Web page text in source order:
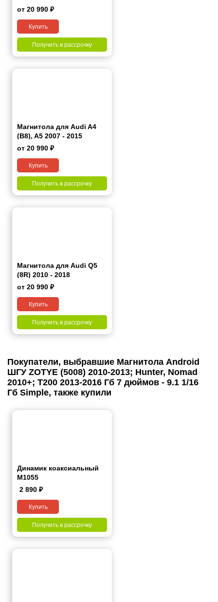
от 20 990 ₽
Купить
Получить в рассрочку
Магнитола для Audi A4
(B8), A5 2007 - 2015
от 20 990 ₽
Купить
Получить в рассрочку
Магнитола для Audi Q5
(8R) 2010 - 2018
от 20 990 ₽
Купить
Получить в рассрочку
Покупатели, выбравшие Магнитола Android
ШГУ ZOTYE (5008) 2010-2013; Hunter, Nomad
2010+; T200 2013-2016 Гб 7 дюймов - 9.1 1/16
Гб Simple, также купили
Динамик коаксиальный
M1055
2 890 ₽
Купить
Получить в рассрочку